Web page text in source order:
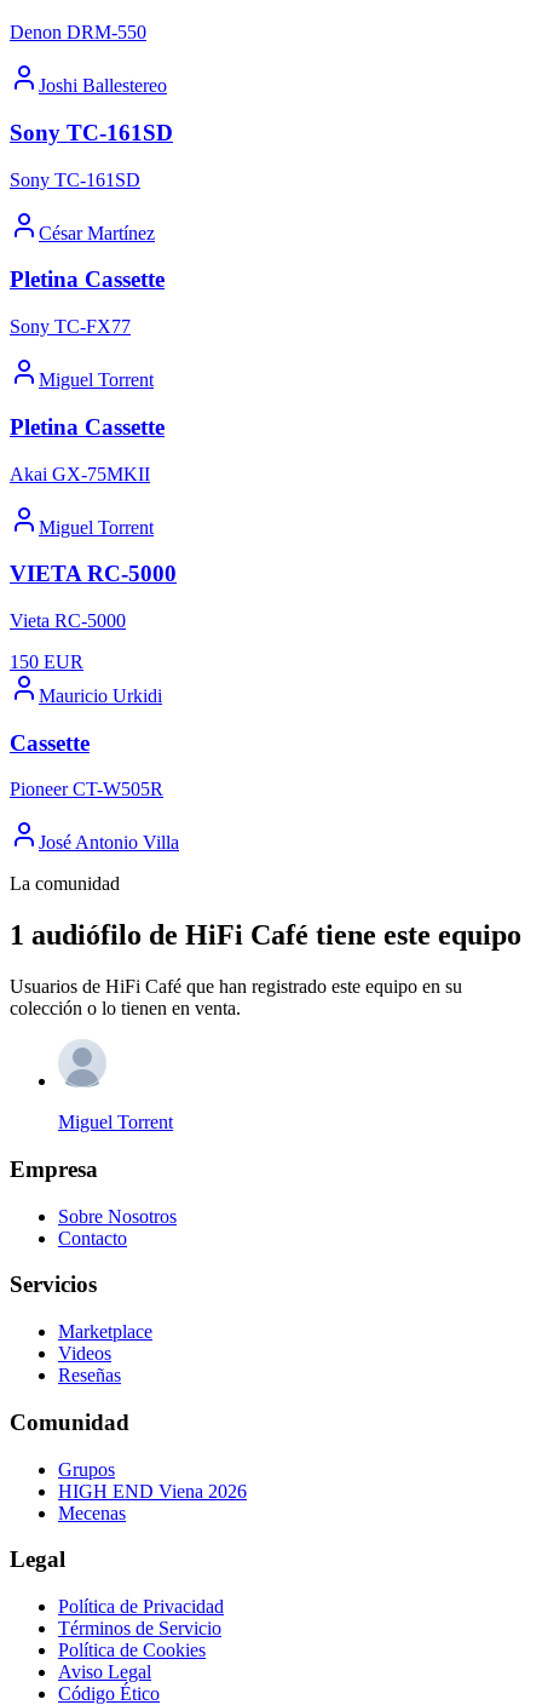
Denon DRM-550
Joshi Ballestereo
Sony TC-161SD
Sony TC-161SD
César Martínez
Pletina Cassette
Sony TC-FX77
Miguel Torrent
Pletina Cassette
Akai GX-75MKII
Miguel Torrent
VIETA RC-5000
Vieta RC-5000
150 EUR
Mauricio Urkidi
Cassette
Pioneer CT-W505R
José Antonio Villa
La comunidad
1 audiófilo de HiFi Café tiene este equipo
Usuarios de HiFi Café que han registrado este equipo en su
colección o lo tienen en venta.
Miguel Torrent
Empresa
Sobre Nosotros
Contacto
Servicios
Marketplace
Videos
Reseñas
Comunidad
Grupos
HIGH END Viena 2026
Mecenas
Legal
Política de Privacidad
Términos de Servicio
Política de Cookies
Aviso Legal
Código Ético